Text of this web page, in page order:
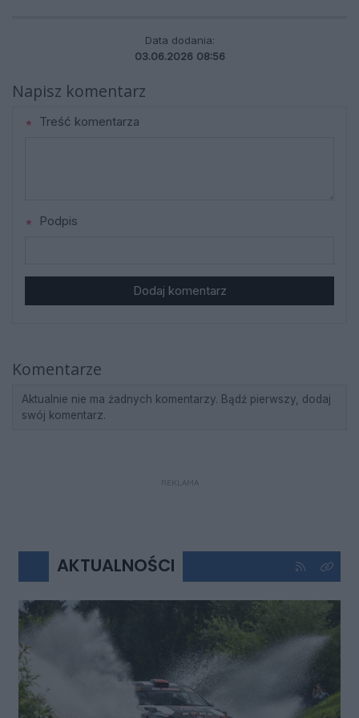
Data dodania:
03.06.2026 08:56
Napisz komentarz
Treść komentarza
Podpis
Dodaj komentarz
Komentarze
Aktualnie nie ma żadnych komentarzy. Bądź pierwszy, dodaj
swój komentarz.
REKLAMA
AKTUALNOŚCI Kliknij aby
Kliknij